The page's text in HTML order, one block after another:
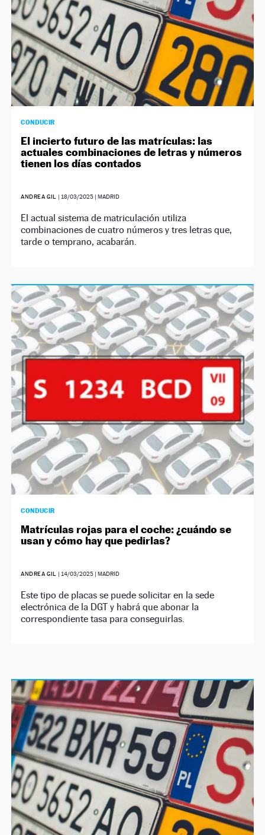
CONDUCIR
El incierto futuro de las matrículas: las
actuales combinaciones de letras y números
tienen los días contados
ANDREA GIL | 18/03/2025| MADRID
El actual sistema de matriculación utiliza
combinaciones de cuatro números y tres letras que,
tarde o temprano, acabarán.
CONDUCIR
Matrículas rojas para el coche: ¿cuándo se
usan y cómo hay que pedirlas?
ANDREA GIL | 14/03/2025| MADRID
Este tipo de placas se puede solicitar en la sede
electrónica de la DGT y habrá que abonar la
correspondiente tasa para conseguirlas.